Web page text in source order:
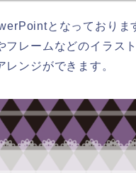
となっておりま
レームなどのイラス
ンジができます。